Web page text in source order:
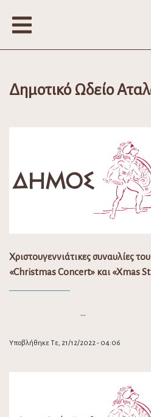
Δημοτικό Ωδείο
Χριστουγεννιάτικες συναυλίες
«Christmas Concert» και «Xmas
…
Υποβλήθηκε Τε, 21/12/2022 - 04:06